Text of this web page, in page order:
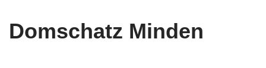
Domschatz Minden